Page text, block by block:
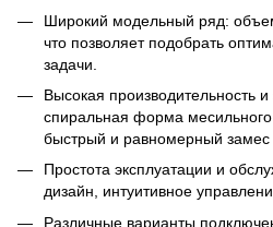
Широкий модельный ряд:
что позволяет подобрать
задачи.
Высокая производительность
спиральная форма месильного
быстрый и равномерный замес
Простота эксплуатации и
дизайн, интуитивное
Различные варианты